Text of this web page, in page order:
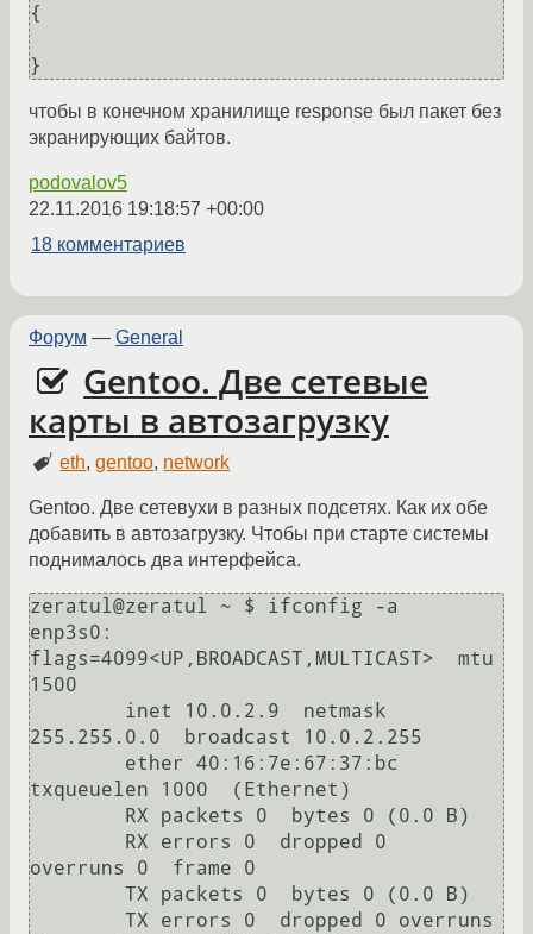
{
чтобы в конечном хранилище response был пакет без
экранирующих байтов.
podovalov5
22.11.2016 19:18:57 +00:00
18 комментариев
Форум — General
Gentoo. Две сетевые
карты в автозагрузку
eth,gentoo, network
Gentoo. Две сетевухи в разных подсетях. Как их обе
добавить в автозагрузку. Чтобы при старте системы
поднималось два интерфейса.
zeratul@zeratul ~ $ ifconfig -a
enp3s0:
flags=4099<UP,BROADCAST,MULTICAST>  mtu
1500
255.255.0.0  broadcast 10.0.2.255
txqueuelen 1000  (Ethernet)
overruns 0  frame 0